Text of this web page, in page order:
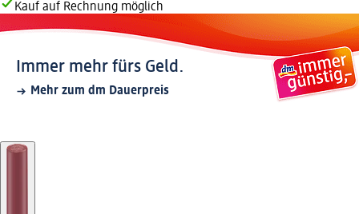
Kauf auf Rechnung möglich
Immer mehr fürs Geld.
Mehr zum dm Dauerpreis